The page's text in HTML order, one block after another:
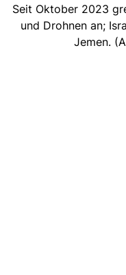
Seit Oktober 2023
und Drohnen an;
Jemen.